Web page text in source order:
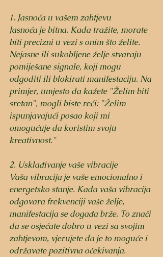
1. Jasnoća u vašem zahtjevu
Jasnoća je bitna. Kada tražite, morate
biti precizni u vezi s onim što želite.
Nejasne ili sukobljene želje stvaraju
pomiješane signale, koji mogu
odgoditi ili blokirati manifestaciju. Na
primjer, umjesto da kažete "Želim biti
sretan", mogli biste reći: "Želim
ispunjavajući posao koji mi
omogućuje da koristim svoju
kreativnost."
2. Usklađivanje vaše vibracije
Vaša vibracija je vaše emocionalno i
energetsko stanje. Kada vaša vibracija
odgovara frekvenciji vaše želje,
manifestacija se događa brže. To znači
da se osjećate dobro u vezi sa svojim
zahtjevom, vjerujete da je to moguće i
održavate pozitivna očekivanja.